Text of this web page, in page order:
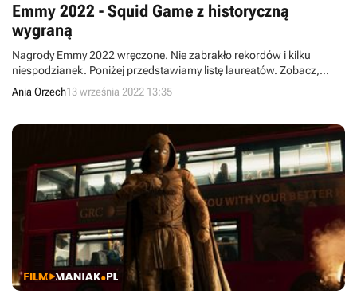
Emmy 2022 - Squid Game z historyczną
wygraną
Nagrody Emmy 2022 wręczone. Nie zabrakło rekordów i kilku
niespodzianek. Poniżej przedstawiamy listę laureatów. Zobacz,
który tytuł został najlepszym serialem minionego roku.
Ania Orzech13 września 2022 13:35